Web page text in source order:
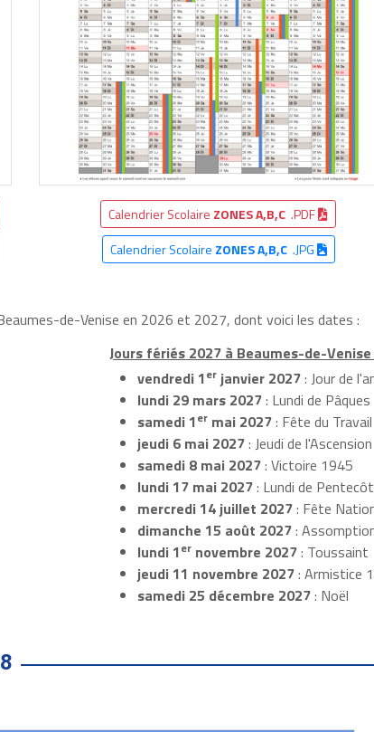
Calendrier Scolaire ZONES A,B,C .PDF
Calendrier Scolaire ZONES A,B,C.JPG
de-Venise en 2026 et 2027, dont voici les dates :
Jours fériés 2027 à Beaumes-de-
vendredi 1erjanvier 2027: Jour de
lundi 29 mars 2027: Lundi de Pâques
samedi 1ermai 2027: Fête du Travail
jeudi 6 mai 2027: Jeudi de l'Ascension
samedi 8 mai 2027: Victoire 1945
lundi 17 mai 2027: Lundi de
mercredi 14 juillet 2027: Fête
dimanche 15 août 2027:
lundi 1ernovembre 2027: Toussaint
jeudi 11 novembre 2027: Armistice
samedi 25 décembre 2027: Noël